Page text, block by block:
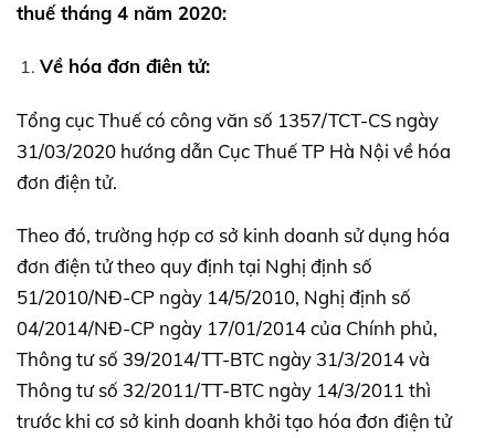
thuế tháng 4 năm 2020:
Về hóa đơn điên tử:
Tổng cục Thuế có công văn số 1357/TCT-CS ngày
31/03/2020 hướng dẫn Cục Thuế TP Hà Nội về hóa
đơn điện tử.
Theo đó, trường hợp cơ sở kinh doanh sử dụng hóa
đơn điện tử theo quy định tại Nghị định số
51/2010/NĐ-CP ngày 14/5/2010, Nghị định số
04/2014/NĐ-CP ngày 17/01/2014 của Chính phủ,
Thông tư số 39/2014/TT-BTC ngày 31/3/2014 và
Thông tư số 32/2011/TT-BTC ngày 14/3/2011 thì
trước khi cơ sở kinh doanh khởi tạo hóa đơn điện tử